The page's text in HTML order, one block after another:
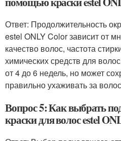
Ответ: Продолжительность
estel ONLY Color зависит от
качество волос, частота
химических средств для
от 4 до 6 недель, но может
правильно ухаживать за
Вопрос 5: Как выбрать
краски для волос estel